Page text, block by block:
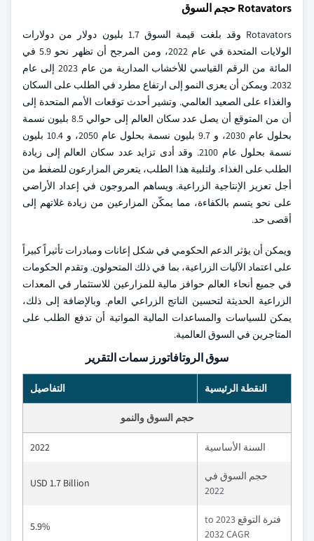
Rotavators حجم السوق
Rotavators وقد بلغت قيمة السوق 1.7 بليون دولار من دولارات
الولايات المتحدة في عام 2022، ومن المرجح أن تظهر نحو 5.9 في
المائة من الرقم القياسي للأخشاب المدارية من عام 2023 إلى عام
2032. ويمكن أن يعزى النمو إلى ارتفاع مطرد في الطلب على السكان
والغذاء على الصعيد العالمي. وتشير أحدث توقعات الأمم المتحدة إلى
أن من المتوقع أن يصل عدد سكان العالم إلى حوالي 8.5 بليون نسمة
بحلول عام 2030، و 9.7 بليون نسمة بحلول عام 2050، و 10.4 بليون
نسمة بحلول عام 2100. وقد أدى تزايد عدد سكان العالم إلى زيادة
الطلب على الغذاء. ولتلبية هذا الطلب، يتعرض المزارعون للضغط من
أجل تعزيز الإنتاجية الزراعية. ويساهم المروجون في إعداد الأراضي
على نحو يتسم بالكفاءة، مما يمكّن المزارعين من زيادة غلاتهم إلى
أقصى حد.
ويمكن أن يؤثر الدعم الحكومي في شكل إعانات ومبادرات تأثيراً كبيراً
على اعتماد الآليات الزراعية، بما في ذلك المتحولون. وتقدم الحكومات
في جميع أنحاء العالم حوافز مالية للمزارعين للاستثمار في المعدات
الزراعية الحديثة لتحسين الناتج الزراعي العام. وبالإضافة إلى ذلك،
يمكن للسياسات والمساعدات المالية المواتية أن تدفع الطلب على
المتاجرين في السوق العالمية.
سوق الروتافاتورز سمات التقرير
النقطة الرئيسية التفاصيل
حجم السوق والنمو
السنة الأساسية 2022
حجم السوق في
2022
USD 1.7 Billion
فترة التوقع 2023 to
2032 CAGR
5.9%